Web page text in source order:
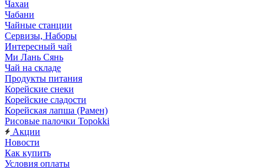
Чахаи
Чабани
Чайные станции
Сервизы, Наборы
Интересный чай
Ми Лань Сянь
Чай на складе
Продукты питания
Корейские снеки
Корейские сладости
Корейская лапша (Рамен)
Рисовые палочки Topokki
Акции
Новости
Как купить
Условия оплаты